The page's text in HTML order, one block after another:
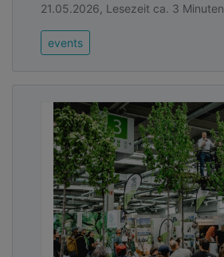
21.05.2026, Lesezeit ca. 3 Minuten
events